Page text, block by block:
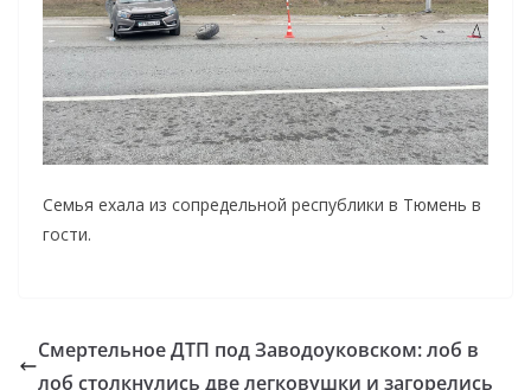
Семья ехала из сопредельной республики в Тюмень в
гости.
Смертельное ДТП под Заводоуковском: лоб в
лоб столкнулись две легковушки и загорелись